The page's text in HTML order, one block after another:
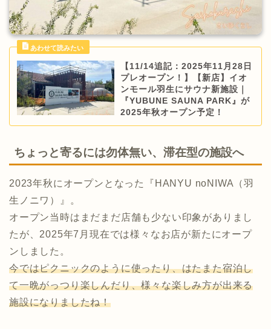
【11/14追記：2025年11月28日
プレオープン！】【新店】イオ
ンモール羽生にサウナ新施設｜
『YUBUNE SAUNA PARK』が
2025年秋オープン予定！
ちょっと寄るには勿体無い、滞在型の施設へ
2023年秋にオープンとなった『HANYU noNIWA（羽
生ノニワ）』。
オープン当時はまだまだ店舗も少ない印象がありまし
たが、2025年7月現在では様々なお店が新たにオープ
ンしました。
今ではピクニックのように使ったり、はたまた宿泊し
て一晩がっつり楽しんだり、様々な楽しみ方が出来る
施設になりましたね！